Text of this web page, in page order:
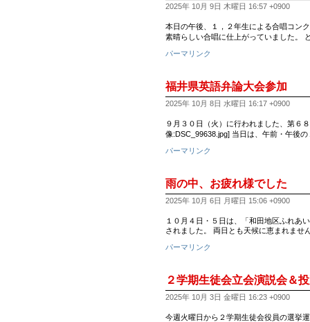
2025年 10月 9日 木曜日 16:57 +0900
本日の午後、１，２年生による合唱コン
素晴らしい合唱に仕上がっていました。
パーマリンク
福井県英語弁論大会参加
2025年 10月 8日 水曜日 16:17 +0900
９月３０日（火）に行われました、第６
像:DSC_99638.jpg] 当日は、午前・午後
パーマリンク
雨の中、お疲れ様でした
2025年 10月 6日 月曜日 15:06 +0900
１０月４日・５日は、「和田地区ふれあ
されました。 両日とも天候に恵まれませ
パーマリンク
２学期生徒会立会演説会＆
2025年 10月 3日 金曜日 16:23 +0900
今週火曜日から２学期生徒会役員の選挙